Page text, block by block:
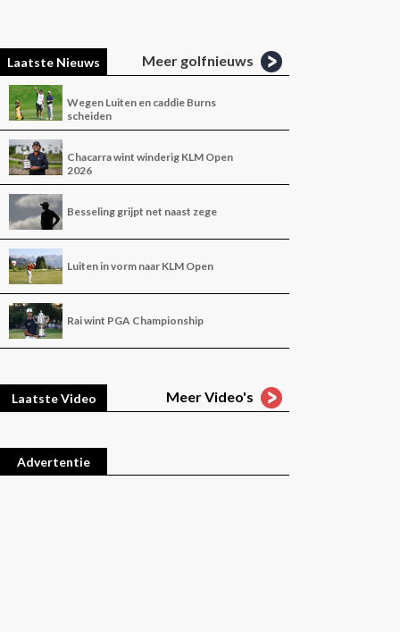
Laatste Nieuws Meer golfnieuws
Wegen Luiten en caddie Burns
scheiden
Chacarra wint winderig KLM Open
2026
Besseling grijpt net naast zege
Luiten in vorm naar KLM Open
Rai wint PGA Championship
Laatste Video Meer Video's
Advertentie